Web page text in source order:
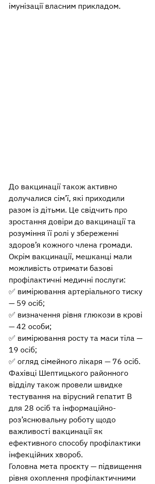
імунізації власним прикладом.
До вакцинації також активно
долучалися сім’ї, які приходили
разом із дітьми. Це свідчить про
зростання довіри до вакцинації та
розуміння її ролі у збереженні
здоров’я кожного члена громади.
Окрім вакцинації, мешканці мали
можливість отримати базові
профілактичні медичні послуги:
✅ вимірювання артеріального тиску
— 59 осіб;
✅ визначення рівня глюкози в крові
— 42 особи;
✅ вимірювання росту та маси тіла —
19 осіб;
✅ огляд сімейного лікаря — 76 осіб.
Фахівці Шептицького районного
відділу також провели швидке
тестування на вірусний гепатит В
для 28 осіб та інформаційно-
роз’яснювальну роботу щодо
важливості вакцинації як
ефективного способу профілактики
інфекційних хвороб.
Головна мета проєкту — підвищення
рівня охоплення профілактичними